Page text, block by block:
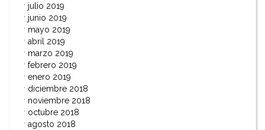
julio 2019
junio 2019
mayo 2019
abril 2019
marzo 2019
febrero 2019
enero 2019
diciembre 2018
noviembre 2018
octubre 2018
agosto 2018